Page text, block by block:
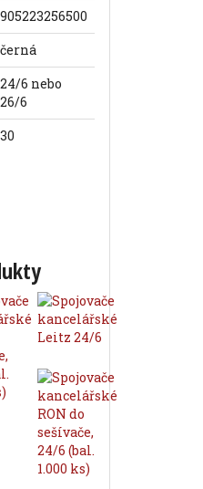
905223256500
černá
24/6 nebo
26/6
30